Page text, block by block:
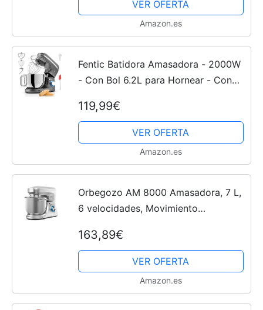
VER OFERTA
Amazon.es
Fentic Batidora Amasadora - 2000W
- Con Bol 6.2L para Hornear - Con
para mezclar - Incluye Cubierta
protectora y accesorios...
119,99€
VER OFERTA
Amazon.es
Orbegozo AM 8000 Amasadora, 7 L,
6 velocidades, Movimiento
basculante, Motor AC, 1800 W,
Multicolor
163,89€
VER OFERTA
Amazon.es